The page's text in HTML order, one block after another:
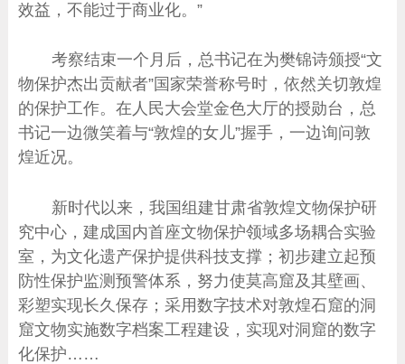
效益，不能过于商业化。”
考察结束一个月后，总书记在为樊锦诗颁授“文
物保护杰出贡献者”国家荣誉称号时，依然关切敦煌
的保护工作。在人民大会堂金色大厅的授勋台，总
书记一边微笑着与“敦煌的女儿”握手，一边询问敦
煌近况。
新时代以来，我国组建甘肃省敦煌文物保护研
究中心，建成国内首座文物保护领域多场耦合实验
室，为文化遗产保护提供科技支撑；初步建立起预
防性保护监测预警体系，努力使莫高窟及其壁画、
彩塑实现长久保存；采用数字技术对敦煌石窟的洞
窟文物实施数字档案工程建设，实现对洞窟的数字
化保护……